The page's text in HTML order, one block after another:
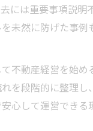
然に防ぐ不動産運営
不動産会社選びを
には重要事項説明
未然に防げた事例
不動産経営を始め
を段階的に整理し
心して運営できる